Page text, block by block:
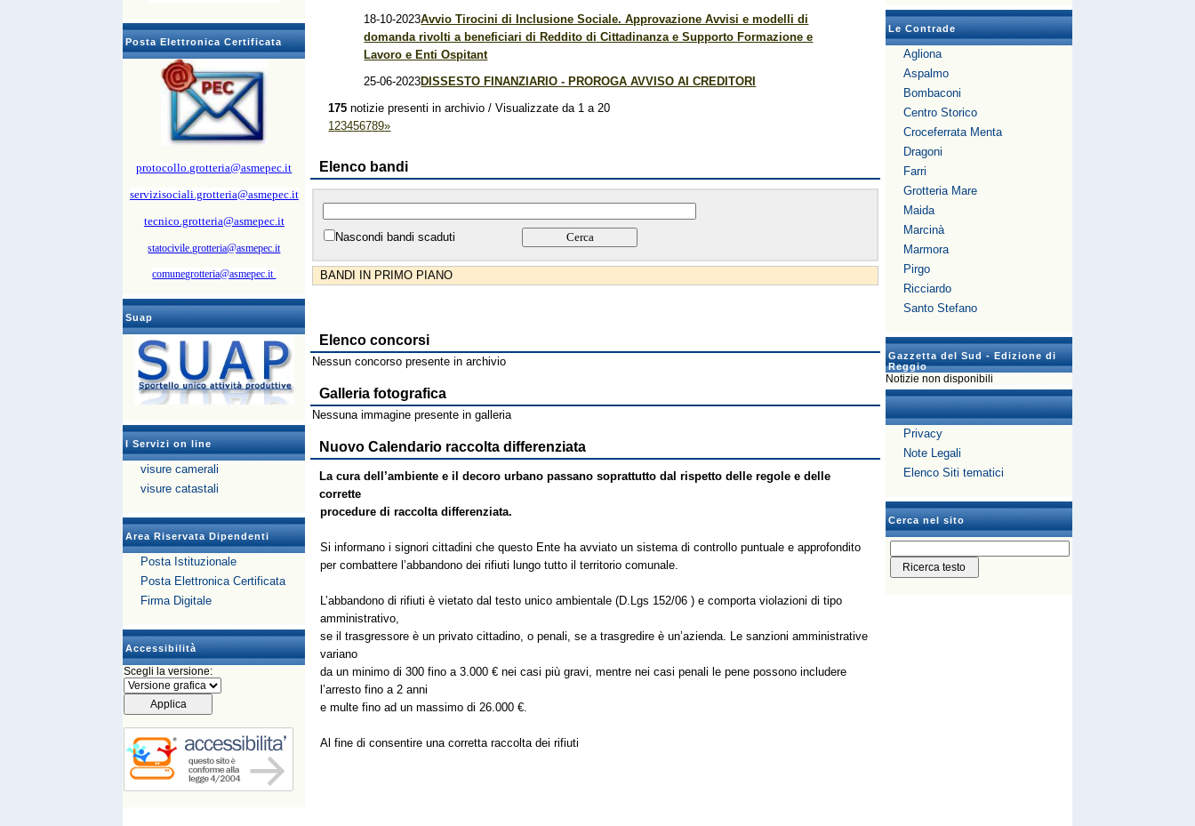
Posta Elettronica Certificata
protocollo.grotteria@asmepec.it
servizisociali.grotteria@asmepec.it
tecnico.grotteria@asmepec.it
statocivile.grotteria@asmepec.it
comunegrotteria@asmepec.it
Suap
I Servizi on line
visure camerali
visure catastali
Area Riservata Dipendenti
Posta Istituzionale
Posta Elettronica Certificata
Firma Digitale
Accessibilità
Scegli la versione:
Le Contrade
Agliona
Aspalmo
Bombaconi
Centro Storico
Croceferrata Menta
Dragoni
Farri
Grotteria Mare
Maida
Marcinà
Marmora
Pirgo
Ricciardo
Santo Stefano
Gazzetta del Sud - Edizione di
Reggio
Notizie non disponibili
Privacy
Note Legali
Elenco Siti tematici
Cerca nel sito
18-10-2023Avvio Tirocini di Inclusione Sociale. Approvazione Avvisi e modelli di
domanda rivolti a beneficiari di Reddito di Cittadinanza e Supporto Formazione e
Lavoro e Enti Ospitant
25-06-2023DISSESTO FINANZIARIO - PROROGA AVVISO AI CREDITORI
175 notizie presenti in archivio / Visualizzate da 1 a 20
123456789»
Elenco bandi
Nascondi bandi scaduti
BANDI IN PRIMO PIANO
Elenco concorsi
Nessun concorso presente in archivio
Galleria fotografica
Nessuna immagine presente in galleria
Nuovo Calendario raccolta differenziata
La cura dell’ambiente e il decoro urbano passano soprattutto dal rispetto delle regole e delle
corrette
procedure di raccolta differenziata.
Si informano i signori cittadini che questo Ente ha avviato un sistema di controllo puntuale e approfondito
per combattere l’abbandono dei rifiuti lungo tutto il territorio comunale.
L’abbandono di rifiuti è vietato dal testo unico ambientale (D.Lgs 152/06 ) e comporta violazioni di tipo
amministrativo,
se il trasgressore è un privato cittadino, o penali, se a trasgredire è un’azienda. Le sanzioni amministrative
variano
da un minimo di 300 fino a 3.000 € nei casi più gravi, mentre nei casi penali le pene possono includere
l’arresto fino a 2 anni
e multe fino ad un massimo di 26.000 €.
Al fine di consentire una corretta raccolta dei rifiuti